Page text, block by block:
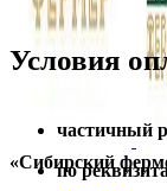
«Сибирский
Условия
частичный
по